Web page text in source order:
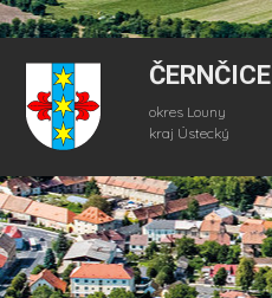
ČERNČICE
okres Louny
kraj Ústecký